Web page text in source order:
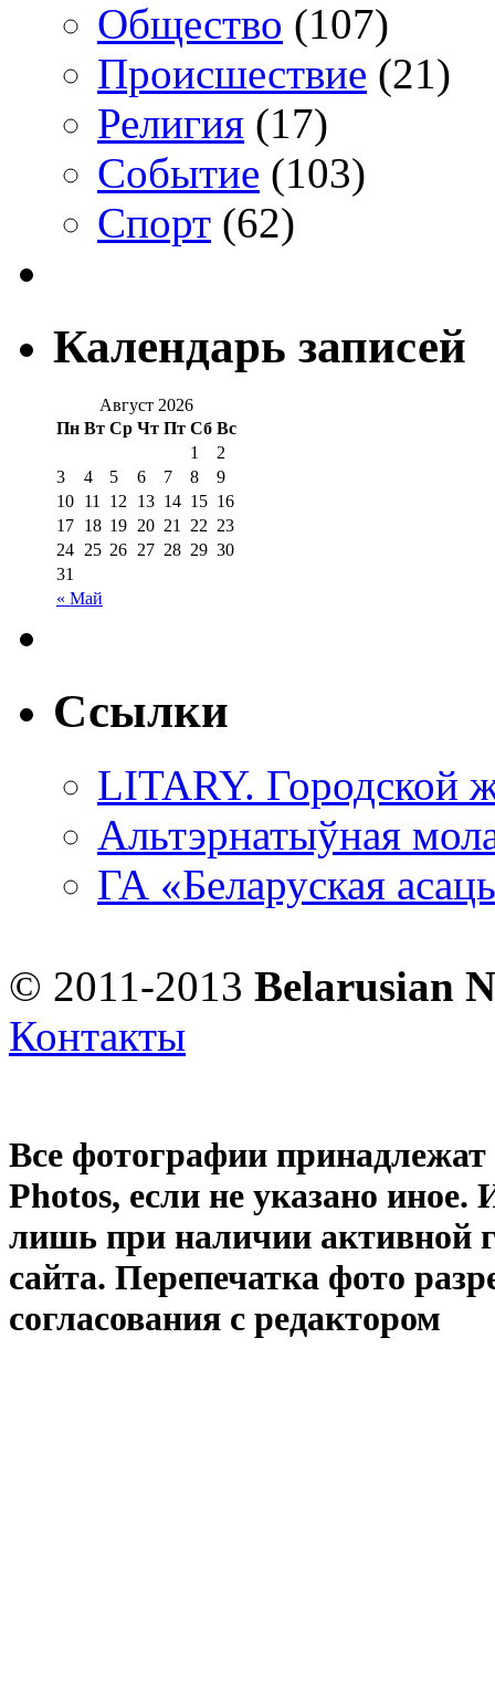
Общество (107)
Происшествие (21)
Религия (17)
Событие (103)
Спорт (62)
Календарь записей
Август 2026
Пн Вт Ср Чт Пт Сб Вс
« Май
1
2
3
4 5 6 7 8
9
10 11 12 13 14 15 16
17 18 19 20 21 22 23
24 25 26 27 28 29 30
31
Ссылки
LITARY. Городской
Альтэрнатыўная
ГА «Беларуская
© 2011-2013 Belarusian
Контакты
Все фотографии
Photos, если не указано иное.
лишь при наличии активной
сайта. Перепечатка фото
согласования с редактором